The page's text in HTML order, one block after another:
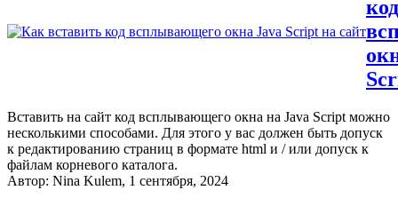
код
Вставить на сайт код всплывающего окна на Java Script можно
несколькими способами. Для этого у вас должен быть допуск
к редактированию страниц в формате html и / или допуск к
файлам корневого каталога.
Автор: Nina Kulem, 1 сентября, 2024